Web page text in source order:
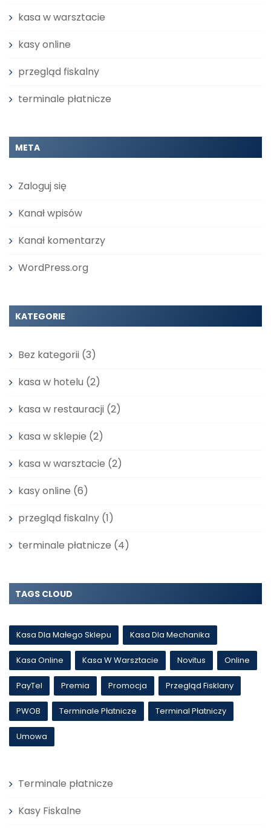
kasa w warsztacie
kasy online
przegląd fiskalny
terminale płatnicze
META
Zaloguj się
Kanał wpisów
Kanał komentarzy
WordPress.org
KATEGORIE
Bez kategorii (3)
kasa w hotelu (2)
kasa w restauracji (2)
kasa w sklepie (2)
kasa w warsztacie (2)
kasy online (6)
przegląd fiskalny (1)
terminale płatnicze (4)
TAGS CLOUD
Kasa Dla Małego Sklepu Kasa Dla Mechanika
Kasa Online Kasa W Warsztacie Novitus Online
PayTel Premia Promocja Przegląd Fisklany
PWOB Terminale Płatnicze Terminal Płatniczy
Umowa
Terminale płatnicze
Kasy Fiskalne